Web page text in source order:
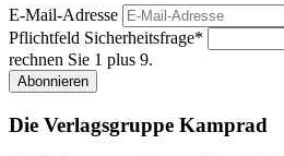
E-Mail-Adresse
Pflichtfeld Sicherheitsfrage*
rechnen Sie 1 plus 9.
Abonnieren
Die Verlagsgruppe Kamprad